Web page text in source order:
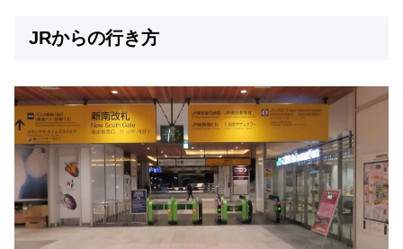
JRからの行き方